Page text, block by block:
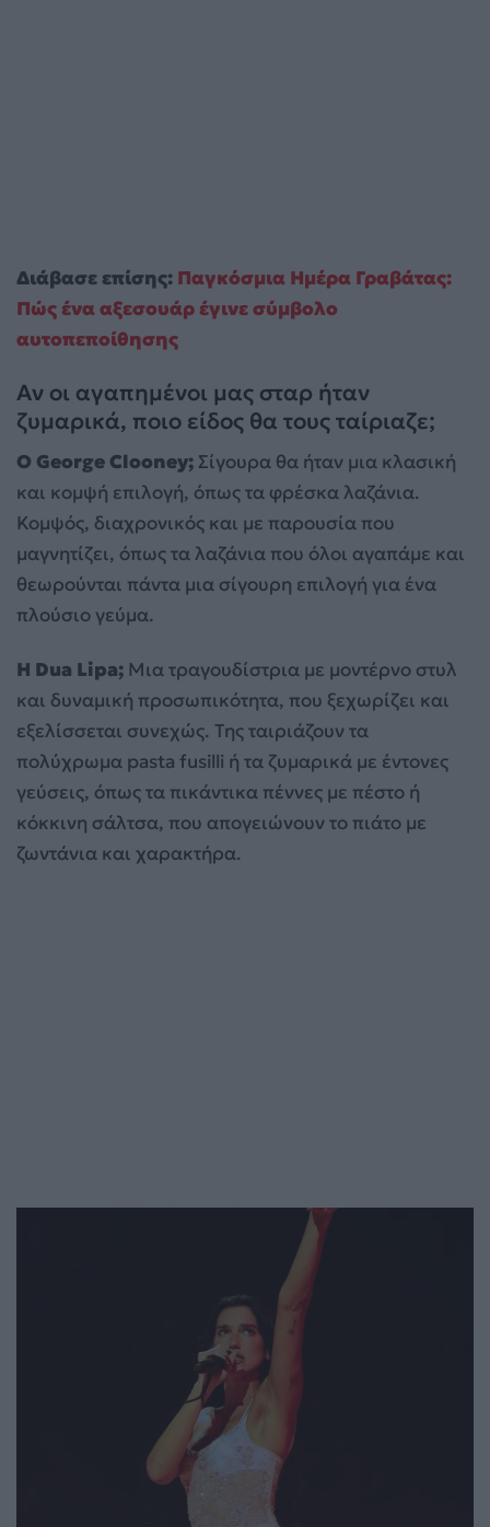
Διάβασε επίσης: Παγκόσμια Ημέρα Γραβάτας:
Πώς ένα αξεσουάρ έγινε σύμβολο
αυτοπεποίθησης
Αν οι αγαπημένοι μας σταρ ήταν
ζυμαρικά, ποιο είδος θα τους ταίριαζε;
Ο George Clooney; Σίγουρα θα ήταν μια κλασική
και κομψή επιλογή, όπως τα φρέσκα λαζάνια.
Κομψός, διαχρονικός και με παρουσία που
μαγνητίζει, όπως τα λαζάνια που όλοι αγαπάμε και
θεωρούνται πάντα μια σίγουρη επιλογή για ένα
πλούσιο γεύμα.
Η Dua Lipa; Μια τραγουδίστρια με μοντέρνο στυλ
και δυναμική προσωπικότητα, που ξεχωρίζει και
εξελίσσεται συνεχώς. Της ταιριάζουν τα
πολύχρωμα pasta fusilli ή τα ζυμαρικά με έντονες
γεύσεις, όπως τα πικάντικα πέννες με πέστο ή
κόκκινη σάλτσα, που απογειώνουν το πιάτο με
ζωντάνια και χαρακτήρα.